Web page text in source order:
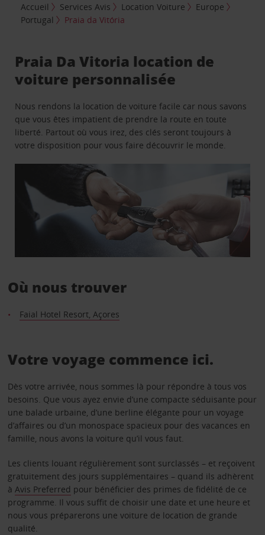
Accueil Services Avis Location Voiture
Europe
Portugal
Praia da Vitória
Praia Da Vitoria location de
voiture personnalisée
Nous rendons la location de voiture facile car nous savons
que vous êtes impatient de prendre la route en toute
liberté. Partout où vous irez, des clés seront toujours à
votre disposition pour vous faire découvrir le monde.
Où nous trouver
Faial Hotel Resort, Açores
Votre voyage commence ici.
Dès votre arrivée, nous sommes là pour répondre à tous vos
besoins. Que vous ayez envie d’une compacte séduisante pour
une balade urbaine, d’une berline élégante pour un voyage
d’affaires ou d’un monospace spacieux pour des vacances en
famille, nous avons la voiture qu’il vous faut.
Les clients louant régulièrement sont surclassés – et reçoivent
gratuitement des jours supplémentaires – quand ils adhèrent
à Avis Preferred pour bénéficier des primes de fidélité de ce
programme. Il vous suffit de choisir une date et une heure et
nous vous préparerons une voiture de location de grande
qualité.